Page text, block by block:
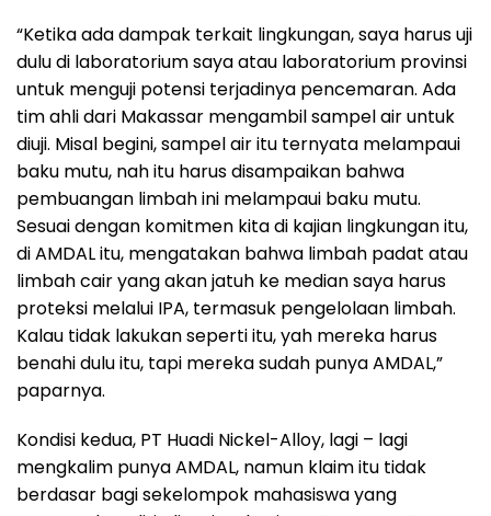
“Ketika ada dampak terkait lingkungan, saya harus uji
dulu di laboratorium saya atau laboratorium provinsi
untuk menguji potensi terjadinya pencemaran. Ada
tim ahli dari Makassar mengambil sampel air untuk
diuji. Misal begini, sampel air itu ternyata melampaui
baku mutu, nah itu harus disampaikan bahwa
pembuangan limbah ini melampaui baku mutu.
Sesuai dengan komitmen kita di kajian lingkungan itu,
di AMDAL itu, mengatakan bahwa limbah padat atau
limbah cair yang akan jatuh ke median saya harus
proteksi melalui IPA, termasuk pengelolaan limbah.
Kalau tidak lakukan seperti itu, yah mereka harus
benahi dulu itu, tapi mereka sudah punya AMDAL,”
paparnya.
Kondisi kedua, PT Huadi Nickel-Alloy, lagi – lagi
mengkalim punya AMDAL, namun klaim itu tidak
berdasar bagi sekelompok mahasiswa yang